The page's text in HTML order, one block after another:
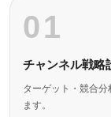
01
チャンネル戦略
ターゲット・競合
ます。